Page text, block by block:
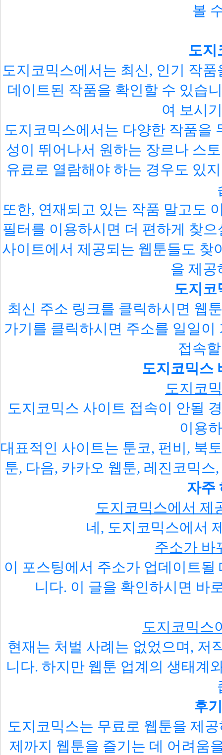
볼
도지
도지코믹스에서는 최신, 인기 작
데이트된 작품을 확인할 수 있습
여 보시
도지코믹스에서는 다양한 작품을
성이 뛰어나서 원하는 장르나 스
유료로 열람해야 하는 경우도 있
또한, 연재되고 있는 작품 말고도
필터를 이용하시면 더 편하게 찾
사이트에서 제공되는 웹툰들도 찾
을 제공
도지코
최신 주소 링크를 클릭하시면 웹
가기를 클릭하시면 주소를 일일
접속
도지코믹스
도지코
도지코믹스 사이트 접속이 안될
이용
대표적인 사이트는 툰코, 펀비, 북
툰, 다음, 카카오 웹툰, 레진코믹
자주
도지코믹스에서 제
네, 도지코믹스에서
주소가 바
이 포스팅에서 주소가 업데이트
니다. 이 글을 확인하시면 바
도지코믹스
현재는 처벌 사례는 없었으며, 저
니다. 하지만 웹툰 업계의 생태계
후
도지코믹스는 무료로 웹툰을 제
제까지 웹툰을 즐기는 데 어려움